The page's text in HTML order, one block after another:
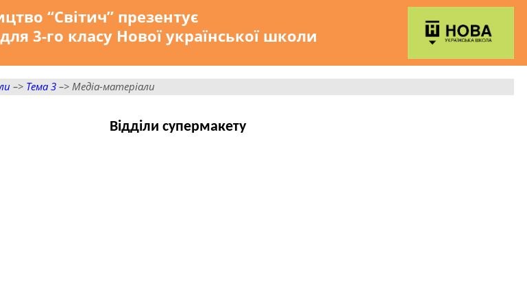
“Світич” презентує
3-го класу Нової української школи
–> Тема 3–> Медіа-матеріали
Відділи супермакету